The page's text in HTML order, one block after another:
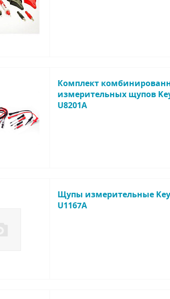
Комплект
измерительных щупов
U8201A
Щупы измерительные
U1167A